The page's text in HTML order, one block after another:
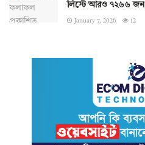
লিস্টে আরও ৭২৬৬ জন
January 7, 2026 12